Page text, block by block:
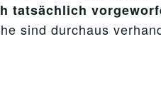
tatsächlich
sind durchaus